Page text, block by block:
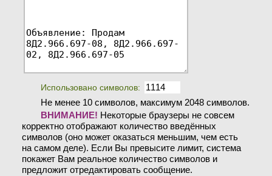
Использовано символов:
Не менее 10 символов, максимум 2048 символов.
ВНИМАНИЕ! Некоторые браузеры не совсем
корректно отображают количество введённых
символов (оно может оказаться меньшим, чем есть
на самом деле). Если Вы превысите лимит, система
покажет Вам реальное количество символов и
предложит отредактировать сообщение.